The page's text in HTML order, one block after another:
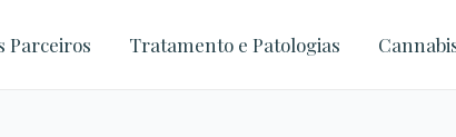
Parceiros Tratamento e Patologias